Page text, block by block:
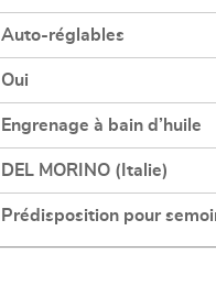
Auto-réglables
Oui
Engrenage à bain d’huile
DEL MORINO (Italie)
Prédisposition pour